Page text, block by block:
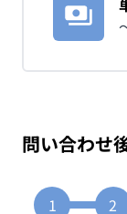
問い合わせ